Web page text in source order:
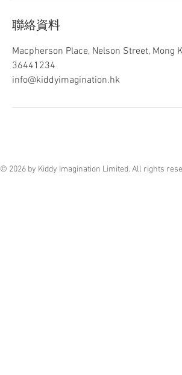
聯絡資料
Macpherson Place, Nelson Street, Mong
36441234
info@kiddyimagination.hk
© 2026 by Kiddy Imagination Limited. All rights